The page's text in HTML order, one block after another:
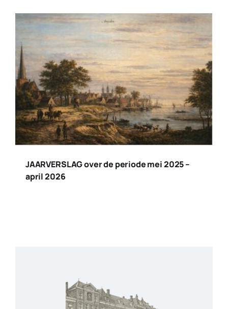
JAARVERSLAG over de periode mei 2025 –
april 2026